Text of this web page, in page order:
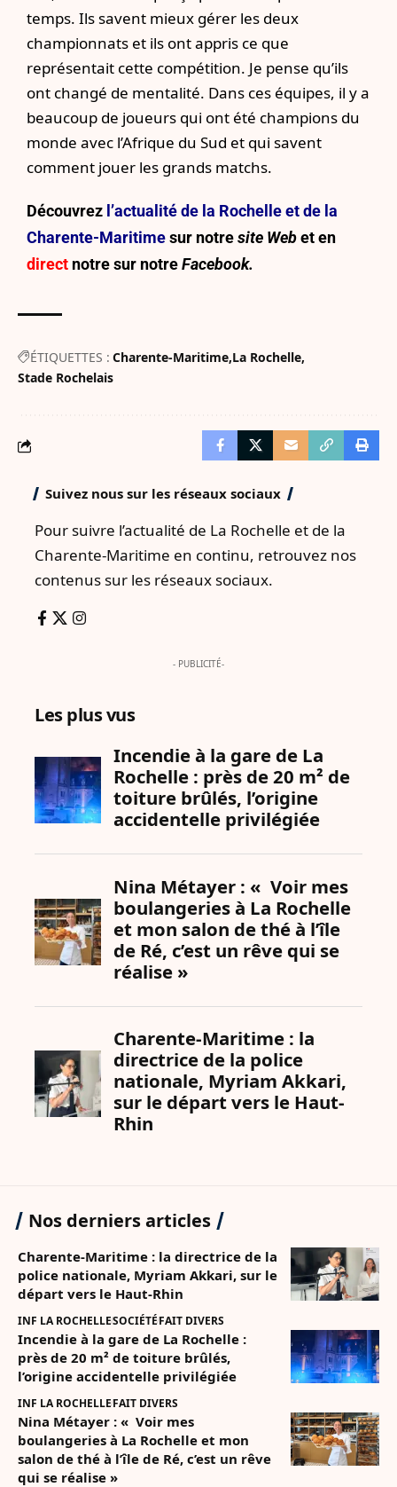
temps. Ils savent mieux gérer les deux
championnats et ils ont appris ce que
représentait cette compétition. Je pense qu’ils
ont changé de mentalité. Dans ces équipes, il y a
beaucoup de joueurs qui ont été champions du
monde avec l’Afrique du Sud et qui savent
comment jouer les grands matchs.
Découvrez l’actualité de la Rochelle et de la
Charente-Maritimesur notresite Webet en
direct notre sur notreFacebook.
ÉTIQUETTES : Charente-Maritime La Rochelle
Stade Rochelais
Suivez nous sur les réseaux sociaux
Pour suivre l’actualité de La Rochelle et de la
Charente-Maritime en continu, retrouvez nos
contenus sur les réseaux sociaux.
- PUBLICITÉ-
Les plus vus
Nos derniers articles
Charente-Maritime : la directrice de la
police nationale, Myriam Akkari, sur le
départ vers le Haut-Rhin
INF LA ROCHELLESOCIÉTÉFAIT DIVERS
Incendie à la gare de La Rochelle :
près de 20 m² de toiture brûlés,
l’origine accidentelle privilégiée
INF LA ROCHELLEFAIT DIVERS
Nina Métayer : « Voir mes
boulangeries à La Rochelle et mon
salon de thé à l’île de Ré, c’est un rêve
qui se réalise »